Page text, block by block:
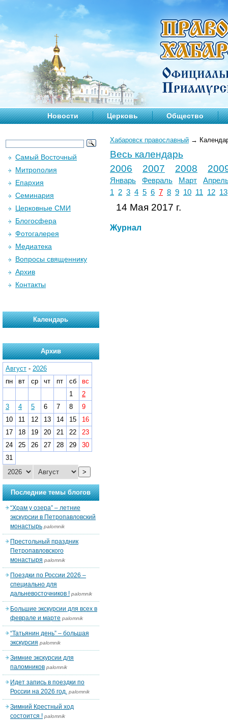
Новости Церковь Общество
Хабаровск православный →
Весь календарь
2006
2007 2008
Январь Февраль Март
1
2 3 4 5 6 7 8 9 10 11 12 13
14 Мая 2017 г.
Журнал
Самый Восточный
Митрополия
Епархия
Семинария
Церковные СМИ
Блогосфера
Фотогалерея
Медиатека
Вопросы священнику
Архив
Контакты
Календарь
Архив
Август - 2026
пн
вт ср чт пт сб
вс
1
2
3
4 5 6 7 8
9
10
11 12 13 14 15
16
17
18 19 20 21 22
23
24
25 26 27 28 29
30
31
>
Последние темы блогов
“Храм у озера” – летние
экскурсии в Петропавловский
монастырь palomnik
Престольный праздник
Петропавловского
монастыря palomnik
Поездки по России 2026 –
специально для
дальневосточников ! palomnik
Большие экскурсии для всех в
феврале и марте palomnik
“Татьянин день” – большая
экскурсия palomnik
Зимние экскурсии для
паломников palomnik
Идет запись в поездки по
России на 2026 год. palomnik
Зимний Крестный ход
состоится ! palomnik